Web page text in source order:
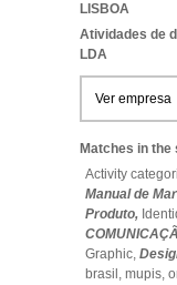
LISBOA
Atividades de
LDA
Ver empresa
Matches in the
Activity
Manual de
Produto,
Graphic,
brasil, mupis,